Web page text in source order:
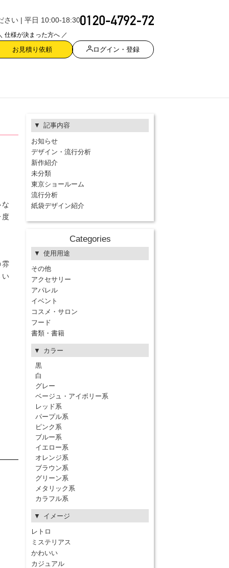
さい | 平日 10:00-18:30
仕様が決まった方へ ／
お見積り依頼 ログイン・登録
記事内容
お知らせ
デザイン・流行分析
新作紹介
未分類
東京ショールーム
流行分析
紙袋デザイン紹介
Categories
使用用途
その他
アクセサリー
アパレル
イベント
コスメ・サロン
フード
書類・書籍
カラー
黒
白
グレー
ベージュ・アイボリー系
レッド系
パープル系
ピンク系
ブルー系
イエロー系
オレンジ系
ブラウン系
グリーン系
メタリック系
カラフル系
イメージ
レトロ
ミステリアス
かわいい
カジュアル